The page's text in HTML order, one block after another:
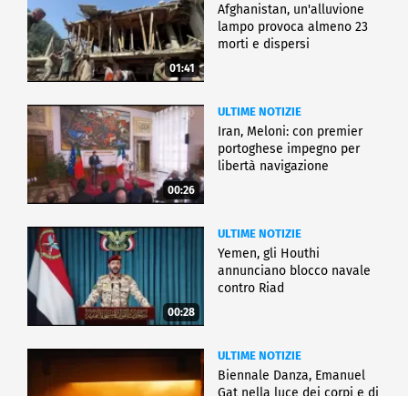
01:41
Afghanistan, un'alluvione
lampo provoca almeno 23
morti e dispersi
00:26
ULTIME NOTIZIE
Iran, Meloni: con premier
portoghese impegno per
libertà navigazione
00:28
ULTIME NOTIZIE
Yemen, gli Houthi
annunciano blocco navale
contro Riad
ULTIME NOTIZIE
Biennale Danza, Emanuel